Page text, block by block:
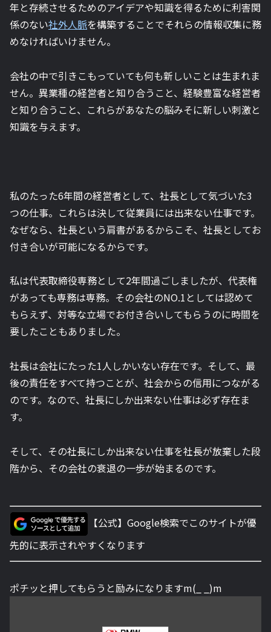
年と存続させるためのアイデアや知識を得るために利害関
係のない社外人脈を構築することでそれらの情報収集に務
めなければいけません。
会社の中で引きこもっていても何も新しいことは生まれま
せん。異業種の経営者と知り合うこと、経験豊富な経営者
と知り合うこと、これらがあなたの脳みそに新しい刺激と
知識を与えます。
私のたった6年間の経営者として、社長として気づいた3
つの仕事。これらは決して従業員には出来ない仕事です。
なぜなら、社長という肩書があるからこそ、社長としてお
付き合いが可能になるからです。
私は代表取締役専務として2年間過ごしましたが、代表権
があっても専務は専務。その会社のNO.1としては認めて
もらえず、対等な立場でお付き合いしてもらうのに時間を
要したこともありました。
社長は会社にたった1人しかいない存在です。そして、最
後の責任をすべて持つことが、社会からの信用につながる
のです。なので、社長にしか出来ない仕事は必ず存在ま
す。
そして、その社長にしか出来ない仕事を社長が放棄した段
階から、その会社の衰退の一歩が始まるのです。
【公式】Google検索でこのサイトが優
先的に表示されやすくなります
ポチッと押してもらうと励みになりますm(_ _)m